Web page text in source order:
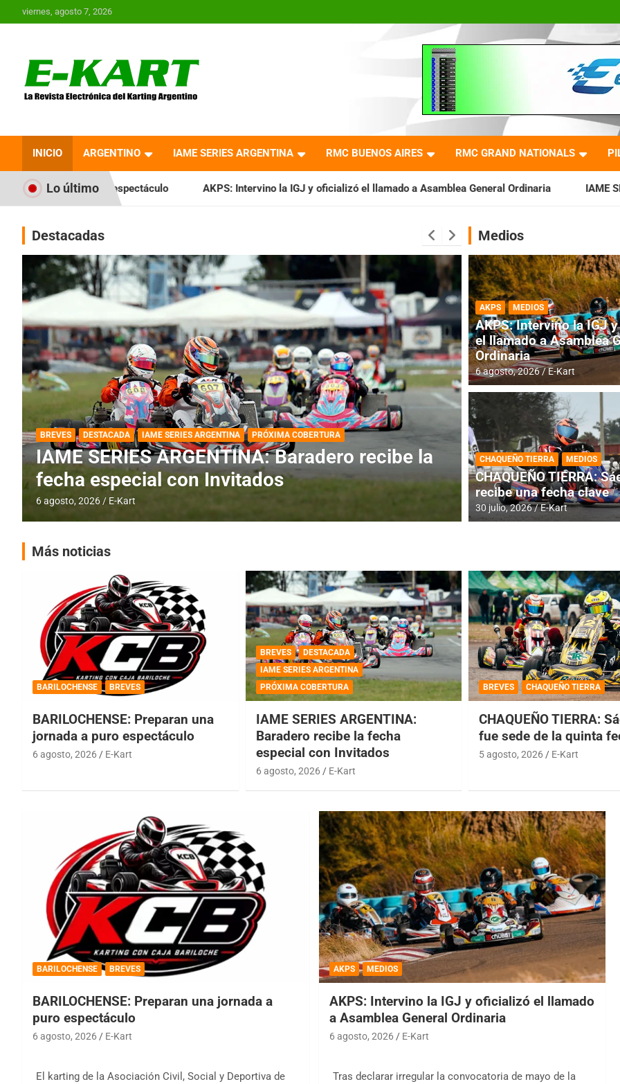
al
viernes, agosto 7, 2026
Revista Electrónica del
Karting en Argentina
INICIO ARGENTINO IAME SERIES ARGENTINA RMC BUENOS AIRES RMC GRAND NATIONALS
Lo últimoAKPS: Intervino la IGJ y oficializó el llamado a Asamblea General Ordinaria IAME SERIES ARGENTINA:
Destacadas
DESTACADA IAME SERIES ARGENTINA
IAME SERIES ARGENTINA: Horarios para la
fecha con Invitados
4 agosto, 2026 E-Kart
DESTACADA INFORME CENTRAL
RMC BUENOS
histórica en
4 agosto, 2026 E-Kart
Medios
AKPS MEDIOS
AKPS: Intervino la IGJ
el llamado a Asamblea
Ordinaria
6 agosto, 2026 E-Kart
CHAQUEÑO TIERRA MEDIOS
CHAQUEÑO TIERRA:
recibe una fecha clave
30 julio, 2026 E-Kart
Más noticias
BARILOCHENSE BREVES
BARILOCHENSE: Preparan una
jornada a puro espectáculo
6 agosto, 2026 E-Kart
BREVES
DESTACADA
IAME SERIES ARGENTINA
PRÓXIMA COBERTURA
IAME SERIES ARGENTINA:
Baradero recibe la fecha
especial con Invitados
6 agosto, 2026 E-Kart
BREVES CHAQUEÑO TIERRA
CHAQUEÑO TIERRA:
fue sede de la quinta
5 agosto, 2026 E-Kart
BARILOCHENSE BREVES
BARILOCHENSE: Preparan una jornada a
puro espectáculo
6 agosto, 2026 E-Kart
El karting de la Asociación Civil, Social y Deportiva de
AKPS MEDIOS
AKPS: Intervino la IGJ y oficializó el llamado
a Asamblea General Ordinaria
6 agosto, 2026 E-Kart
Tras declarar irregular la convocatoria de mayo de la